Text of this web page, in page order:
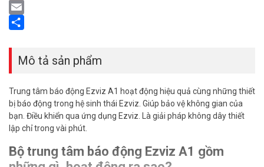
LinkedIn
Email
Mô tả sản phẩm
Trung tâm báo động Ezviz A1 hoạt động hiệu quả cùng những thiết
bị báo động trong hệ sinh thái Ezviz. Giúp bảo vệ không gian của
bạn. Điều khiển qua ứng dụng Ezviz. Là giải pháp không dây thiết
lập chỉ trong vài phút.
Bộ trung tâm báo động Ezviz A1 gồm